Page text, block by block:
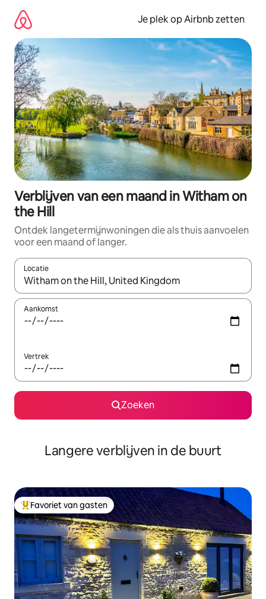
direct
naar
inhoud
Je plek op Airbnb zetten
Verblijven van een maand in Witham on
the Hill
Ontdek langetermijnwoningen die als thuis aanvoelen
voor een maand of langer.
Locatie
Wanneer er resultaten beschikbaar zijn, maak je een keuze
Aankomst
Vertrek
Zoeken
Langere verblijven in de buurt
Topfavoriet van gasten
Favoriet van gasten